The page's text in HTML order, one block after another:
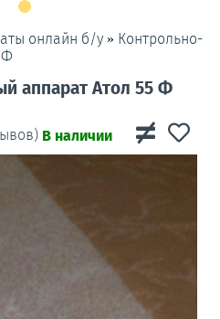
онлайн б/у » Контрольно-
Ф
аппарат Атол 55 Ф
В наличии